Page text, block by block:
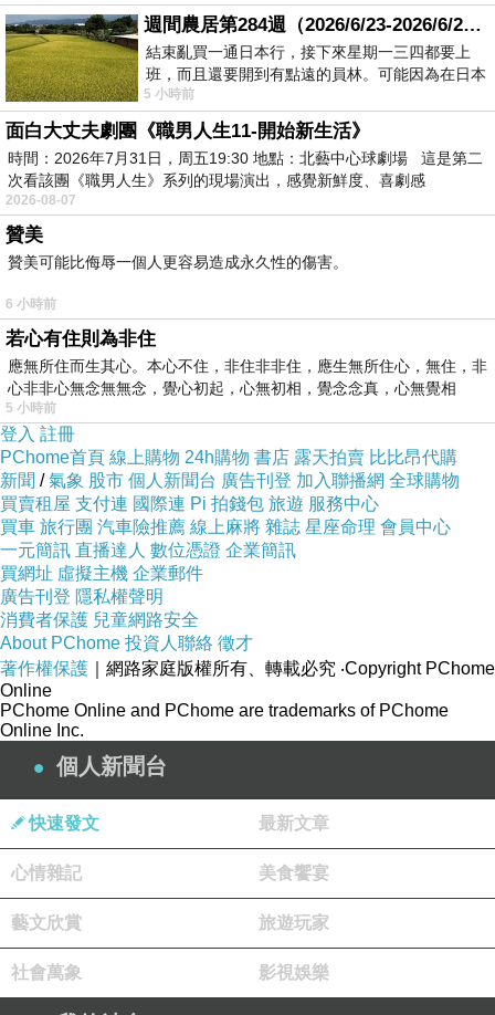
週間農居第284週（2026/6/23-2026/6/24) 夏至 金黃稻浪洋溢豐收喜悅
結束亂買一通日本行，接下來星期一三四都要上
班，而且還要開到有點遠的員林。可能因為在日本
花不少錢，星期一出門上班時，心裡沒有一
5 小時前
面白大丈夫劇團《職男人生11-開始新生活》
時間：2026年7月31日，周五19:30 地點：北藝中心球劇場 這是第二
次看該團《職男人生》系列的現場演出，感覺新鮮度、喜劇感
2026-08-07
贊美
贊美可能比侮辱一個人更容易造成永久性的傷害。
6 小時前
若心有住則為非住
應無所住而生其心。本心不住，非住非非住，應生無所住心，無住，非
心非非心無念無無念，覺心初起，心無初相，覺念念真，心無覺相
5 小時前
登入 註冊
PChome首頁 線上購物 24h購物 書店 露天拍賣 比比昂代購
新聞 /氣象 股市 個人新聞台 廣告刊登 加入聯播網 全球購物
買賣租屋 支付連 國際連 Pi 拍錢包 旅遊 服務中心
買車 旅行團 汽車險推薦 線上麻將 雜誌 星座命理 會員中心
一元簡訊 直播達人 數位憑證 企業簡訊
買網址 虛擬主機 企業郵件
廣告刊登 隱私權聲明
消費者保護 兒童網路安全
About PChome 投資人聯絡 徵才
著作權保護 ｜網路家庭版權所有、轉載必究 ‧Copyright PChome
Online
PChome Online and PChome are trademarks of PChome
Online Inc.
個人新聞台
快速發文 最新文章
心情雜記 美食饗宴
藝文欣賞 旅遊玩家
社會萬象 影視娛樂